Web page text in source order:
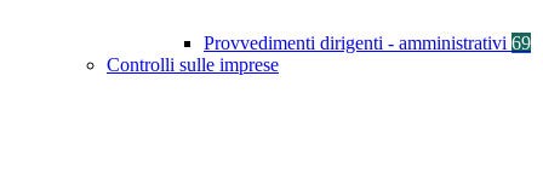
Provvedimenti dirigenti - amministrativi 69
Controlli sulle imprese